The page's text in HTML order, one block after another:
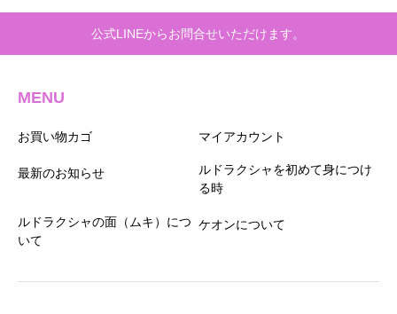
公式LINEからお問合せいただけます。
MENU
お買い物カゴ マイアカウント
最新のお知らせ
ルドラクシャを初めて身につけ
る時
ルドラクシャの面（ムキ）につ
いて
ケオンについて